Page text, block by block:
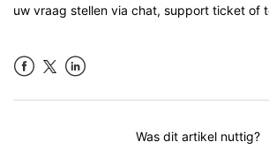
uw vraag stellen via chat, support ticket of
Was dit artikel nuttig?